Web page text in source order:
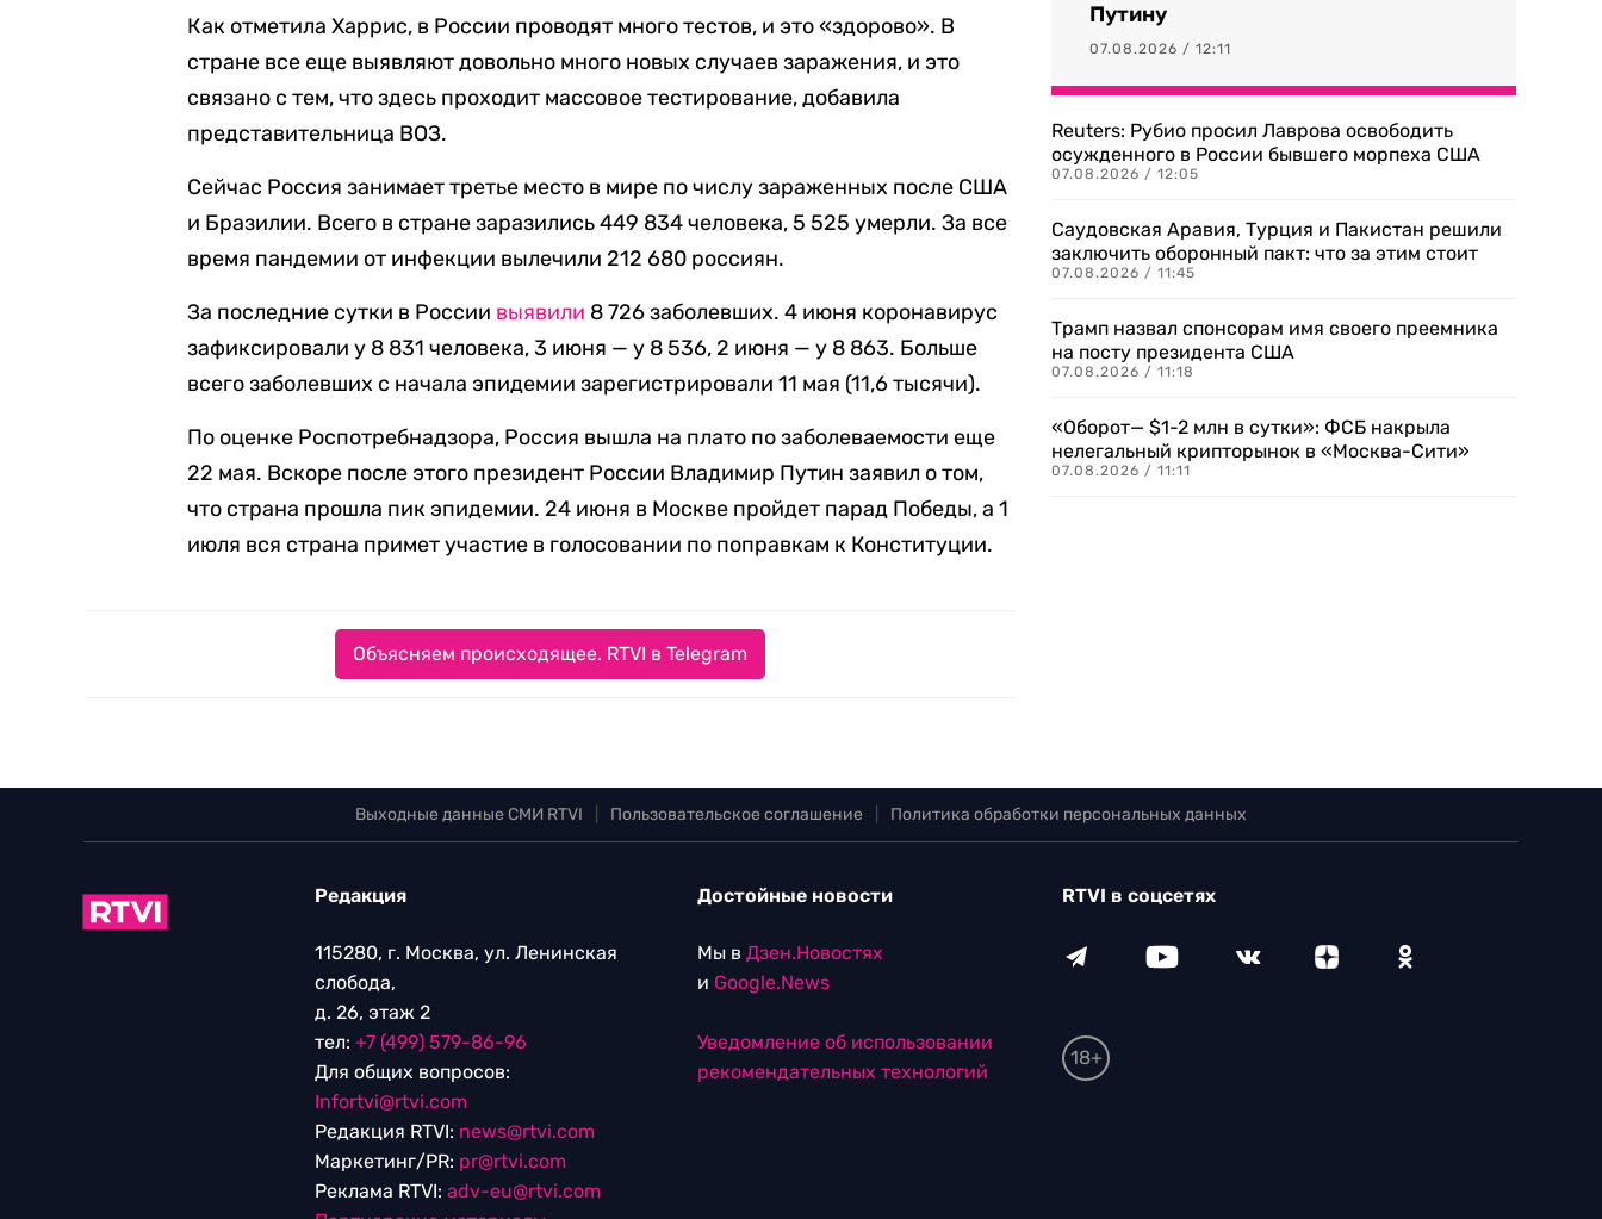
Как отметила Харрис, в России проводят много тестов, и это «здорово». В
стране все еще выявляют довольно много новых случаев заражения, и это
связано с тем, что здесь проходит массовое тестирование, добавила
представительница ВОЗ.
Сейчас Россия занимает третье место в мире по числу зараженных после США
и Бразилии. Всего в стране заразились 449 834 человека, 5 525 умерли. За все
время пандемии от инфекции вылечили 212 680 россиян.
За последние сутки в России выявили 8 726 заболевших. 4 июня коронавирус
зафиксировали у 8 831 человека, 3 июня — у 8 536, 2 июня — у 8 863. Больше
всего заболевших с начала эпидемии зарегистрировали 11 мая (11,6 тысячи).
По оценке Роспотребнадзора, Россия вышла на плато по заболеваемости еще
22 мая. Вскоре после этого президент России Владимир Путин заявил о том,
что страна прошла пик эпидемии. 24 июня в Москве пройдет парад Победы, а 1
июля вся страна примет участие в голосовании по поправкам к Конституции.
Объясняем происходящее. RTVI в Telegram
Путину
07.08.2026 / 12:11
Reuters: Рубио просил Лаврова освободить
осужденного в России бывшего морпеха США
07.08.2026 / 12:05
Саудовская Аравия, Турция и Пакистан решили
заключить оборонный пакт: что за этим стоит
07.08.2026 / 11:45
Трамп назвал спонсорам имя своего преемника
на посту президента США
07.08.2026 / 11:18
«Оборот— $1-2 млн в сутки»: ФСБ накрыла
нелегальный крипторынок в «Москва-Сити»
07.08.2026 / 11:11
Выходные данные СМИ RTVI Пользовательское соглашение Политика обработки персональных данных
Редакция
115280, г. Москва, ул. Ленинская
слобода,
д. 26, этаж 2
тел: +7 (499) 579-86-96
Для общих вопросов:
Infortvi@rtvi.com
Редакция RTVI: news@rtvi.com
Маркетинг/PR: pr@rtvi.com
Реклама RTVI: adv-eu@rtvi.com
Достойные новости
Мы в Дзен.Новостях
и Google.News
Уведомление об использовании
рекомендательных технологий
RTVI в соцсетях
18+